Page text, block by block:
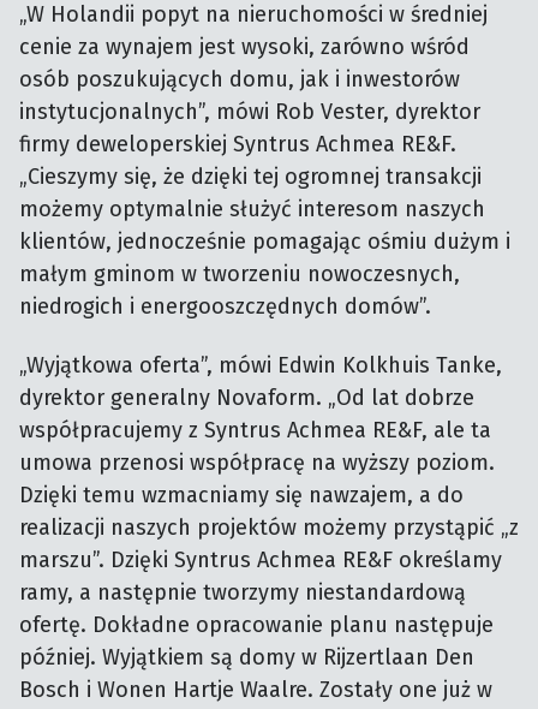
„W Holandii popyt na nieruchomości w średniej
cenie za wynajem jest wysoki, zarówno wśród
osób poszukujących domu, jak i inwestorów
instytucjonalnych”, mówi Rob Vester, dyrektor
firmy deweloperskiej Syntrus Achmea RE&F.
„Cieszymy się, że dzięki tej ogromnej transakcji
możemy optymalnie służyć interesom naszych
klientów, jednocześnie pomagając ośmiu dużym i
małym gminom w tworzeniu nowoczesnych,
niedrogich i energooszczędnych domów”.
„Wyjątkowa oferta”, mówi Edwin Kolkhuis Tanke,
dyrektor generalny Novaform. „Od lat dobrze
współpracujemy z Syntrus Achmea RE&F, ale ta
umowa przenosi współpracę na wyższy poziom.
Dzięki temu wzmacniamy się nawzajem, a do
realizacji naszych projektów możemy przystąpić „z
marszu”. Dzięki Syntrus Achmea RE&F określamy
ramy, a następnie tworzymy niestandardową
ofertę. Dokładne opracowanie planu następuje
później. Wyjątkiem są domy w Rijzertlaan Den
Bosch i Wonen Hartje Waalre. Zostały one już w